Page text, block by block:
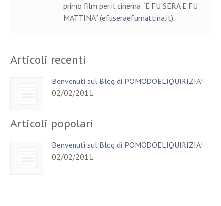
primo film per il cinema “E FU SERA E FU
MATTINA” (efuseraefumattina.it).
Articoli recenti
Benvenuti sul Blog di POMODOELIQUIRIZIA!
02/02/2011
Articoli popolari
Benvenuti sul Blog di POMODOELIQUIRIZIA!
02/02/2011